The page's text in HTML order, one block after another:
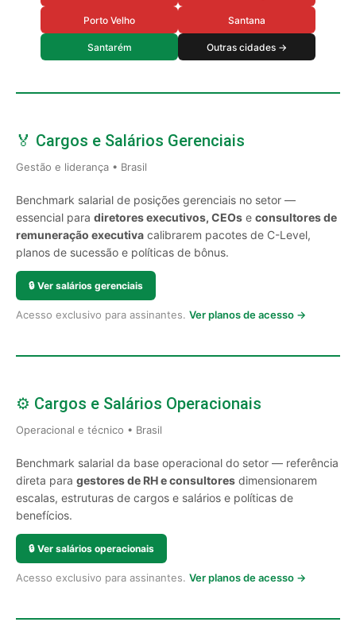
Porto Velho Santana
Santarém Outras cidades →
🏅 Cargos e Salários Gerenciais
Gestão e liderança • Brasil
Benchmark salarial de posições gerenciais no setor —
essencial para diretores executivos, CEOs e consultores de
remuneração executiva calibrarem pacotes de C-Level,
planos de sucessão e políticas de bônus.
🔒 Ver salários gerenciais
Acesso exclusivo para assinantes. Ver planos de acesso →
⚙️ Cargos e Salários Operacionais
Operacional e técnico • Brasil
Benchmark salarial da base operacional do setor — referência
direta para gestores de RH e consultores dimensionarem
escalas, estruturas de cargos e salários e políticas de
benefícios.
🔒 Ver salários operacionais
Acesso exclusivo para assinantes. Ver planos de acesso →